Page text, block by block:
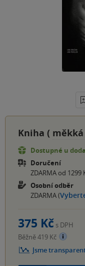
Kniha ( měkká
Dostupné u
Doručení
ZDARMA od 1299
Osobní odběr
ZDARMA (
375 Kč s DPH
Běžně 419 Kč
Jsme